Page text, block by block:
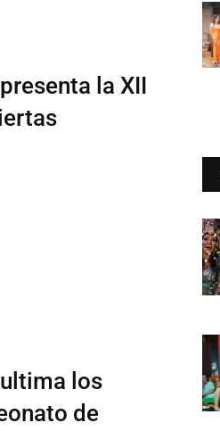
la XII
los
de